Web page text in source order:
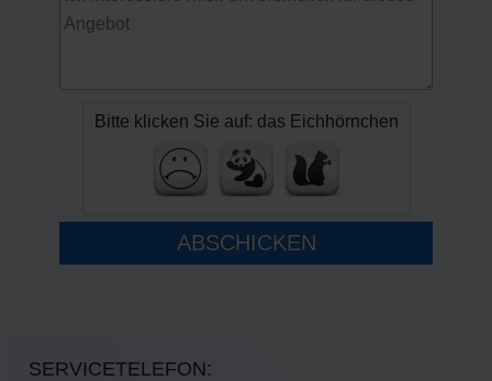
Bitte klicken Sie auf: das Eichhörnchen
ABSCHICKEN
SERVICETELEFON: